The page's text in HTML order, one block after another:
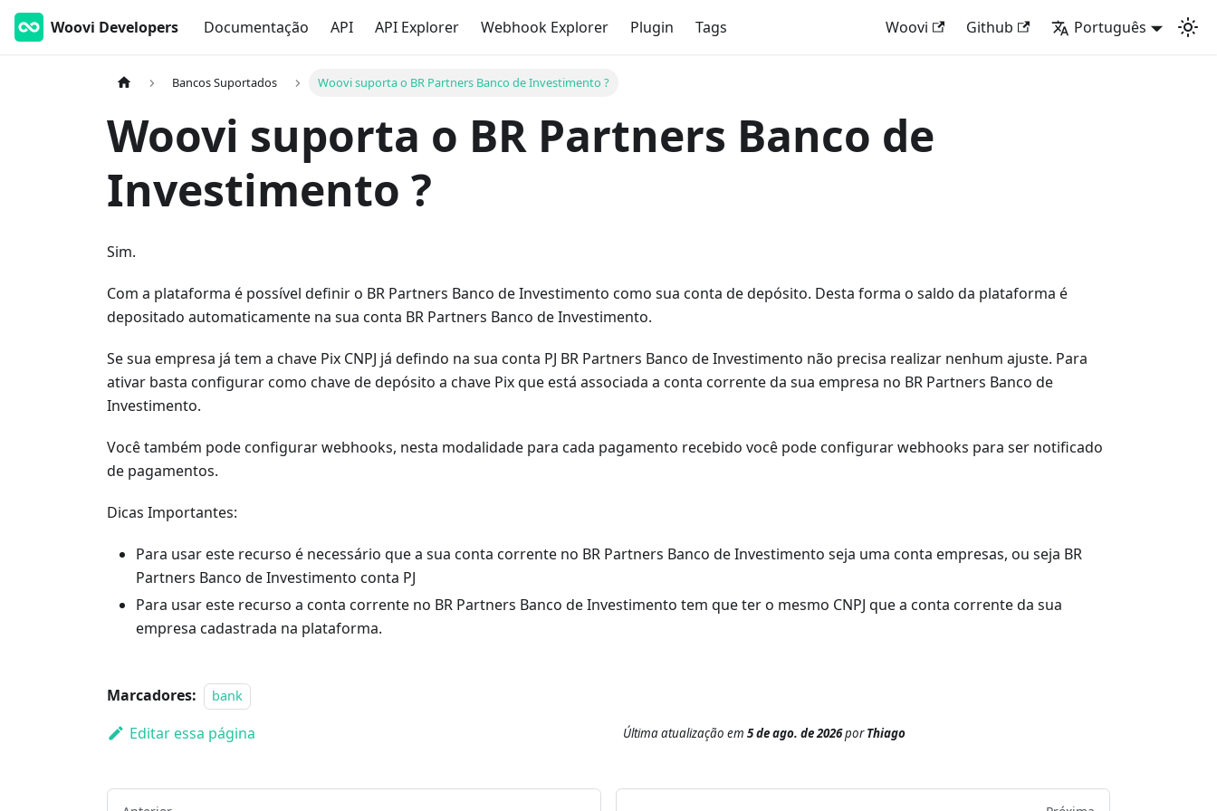
Woovi Developers Documentação API API Explorer Webhook Explorer Plugin Tags Woovi Github Português
Bancos Suportados Woovi suporta o BR Partners Banco de Investimento ?
Woovi suporta o BR Partners Banco de
Investimento ?
Sim.
Com a plataforma é possível definir o BR Partners Banco de Investimento como sua conta de depósito. Desta forma o saldo da plataforma é
depositado automaticamente na sua conta BR Partners Banco de Investimento.
Se sua empresa já tem a chave Pix CNPJ já defindo na sua conta PJ BR Partners Banco de Investimento não precisa realizar nenhum ajuste. Para
ativar basta configurar como chave de depósito a chave Pix que está associada a conta corrente da sua empresa no BR Partners Banco de
Investimento.
Você também pode configurar webhooks, nesta modalidade para cada pagamento recebido você pode configurar webhooks para ser notificado
de pagamentos.
Dicas Importantes:
Para usar este recurso é necessário que a sua conta corrente no BR Partners Banco de Investimento seja uma conta empresas, ou seja BR
Partners Banco de Investimento conta PJ
Para usar este recurso a conta corrente no BR Partners Banco de Investimento tem que ter o mesmo CNPJ que a conta corrente da sua
empresa cadastrada na plataforma.
Marcadores: bank
Editar essa página Última atualização em 5 de ago. de 2026porThiago